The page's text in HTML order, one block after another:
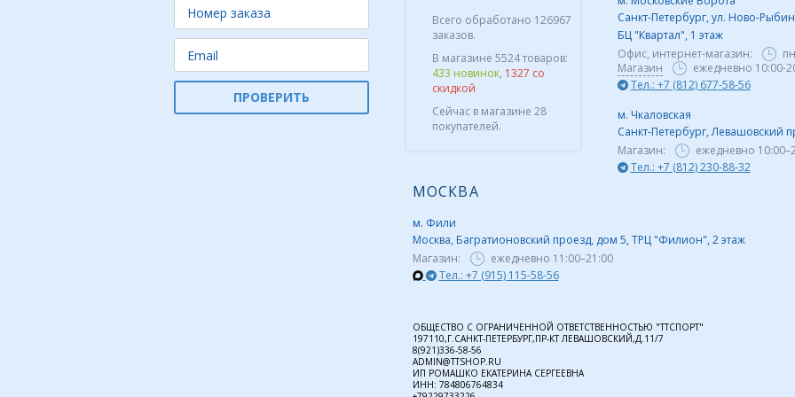
ПРОВЕРИТЬ
Всего обработано 126967
заказов.
В магазине 5524 товаров:
433 новинок, 1327 со
скидкой
Сейчас в магазине 28
покупателей.
Санкт-Петербург, ул. Ново-
БЦ "Квартал", 1 этаж
Офис, интернет-магазин:
Магазин
ежедневно 10:00-
Тел.: +7 (812) 677-58-56
м. Чкаловская
Санкт-Петербург, Левашовский
Магазин:
ежедневно
Тел.: +7 (812) 230-88-32
МОСКВА
м. Фили
Москва, Багратионовский проезд, дом 5, ТРЦ "Филион", 2 этаж
Магазин:
ежедневно 11:00–21:00
Тел.: +7 (915) 115-58-56
ОБЩЕСТВО С ОГРАНИЧЕННОЙ ОТВЕТСТВЕННОСТЬЮ "ТТСПОРТ"
197110,Г.САНКТ-ПЕТЕРБУРГ,ПР-КТ ЛЕВАШОВСКИЙ,Д.11/7
8(921)336-58-56
ADMIN@TTSHOP.RU
ИП РОМАШКО ЕКАТЕРИНА СЕРГЕЕВНА
ИНН: 784806764834